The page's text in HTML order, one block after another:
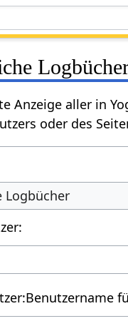
Anzeige aller in
oder des
Logbücher